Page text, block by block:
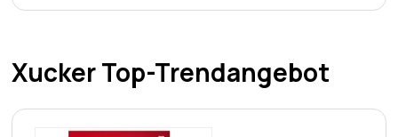
Xucker Top-Trendangebot